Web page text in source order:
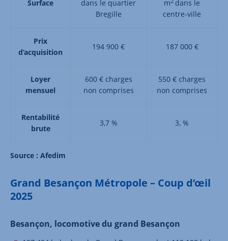
Surface
dans le quartier
Bregille
m dans le
centre-ville
Prix
d’acquisition
194 900 € 187 000 €
Loyer
mensuel
600 € charges
non comprises
550 € charges
non comprises
Rentabilité
brute
3,7 % 3, %
Source : Afedim
Grand Besançon Métropole – Coup d’œil
2025
Besançon, locomotive du grand Besançon